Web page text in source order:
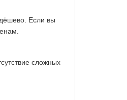
Если вы
сложных